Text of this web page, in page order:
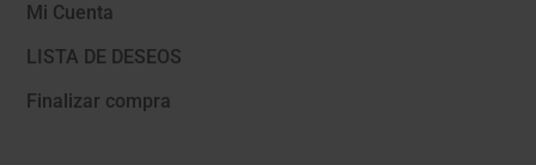
Mi Cuenta
LISTA DE DESEOS
Finalizar compra